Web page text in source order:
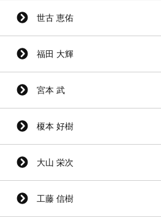
世古 恵佑
福田 大輝
宮本 武
榎本 好樹
大山 栄次
工藤 信樹